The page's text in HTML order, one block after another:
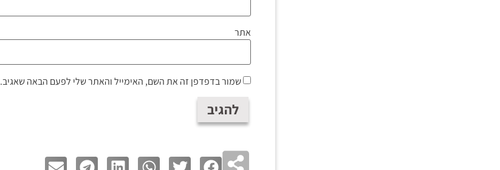
אתר
שמור בדפדפן זה את השם, האימייל והאתר שלי לפעם הבאה שאגיב.